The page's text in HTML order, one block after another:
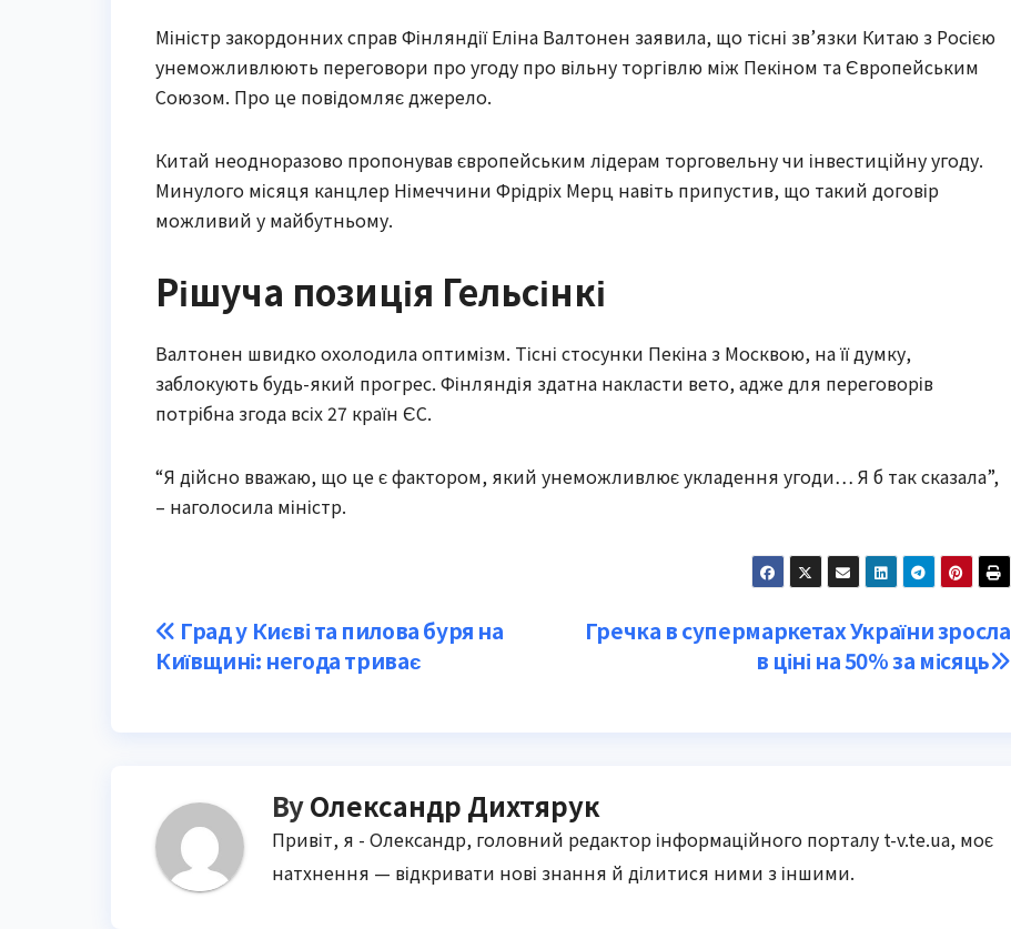
Міністр закордонних справ Фінляндії Еліна Валтонен заявила, що тісні зв’язки Китаю з Росією
унеможливлюють переговори про угоду про вільну торгівлю між Пекіном та Європейським
Союзом. Про це повідомляє джерело.
Китай неодноразово пропонував європейським лідерам торговельну чи інвестиційну угоду.
Минулого місяця канцлер Німеччини Фрідріх Мерц навіть припустив, що такий договір
можливий у майбутньому.
Рішуча позиція Гельсінкі
Валтонен швидко охолодила оптимізм. Тісні стосунки Пекіна з Москвою, на її думку,
заблокують будь-який прогрес. Фінляндія здатна накласти вето, адже для переговорів
потрібна згода всіх 27 країн ЄС.
“Я дійсно вважаю, що це є фактором, який унеможливлює укладення угоди… Я б так сказала”,
– наголосила міністр.
Post
navigation
Гречка в супермаркетах України зросла
в ціні на 50% за місяць
Град у Києві та пилова буря на
Київщині: негода триває
ByОлександр Дихтярук
Привіт, я - Олександр, головний редактор інформаційного порталу t-v.te.ua, моє
натхнення — відкривати нові знання й ділитися ними з іншими.